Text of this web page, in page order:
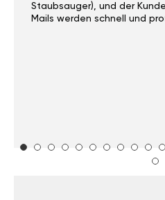
Staubsauger), und der
Mails werden schnell und